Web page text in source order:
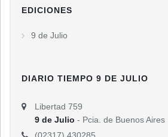
EDICIONES
9 de Julio
DIARIO TIEMPO 9 DE JULIO
Libertad 759
9 de Julio - Pcia. de Buenos Aires
(02317) 430285